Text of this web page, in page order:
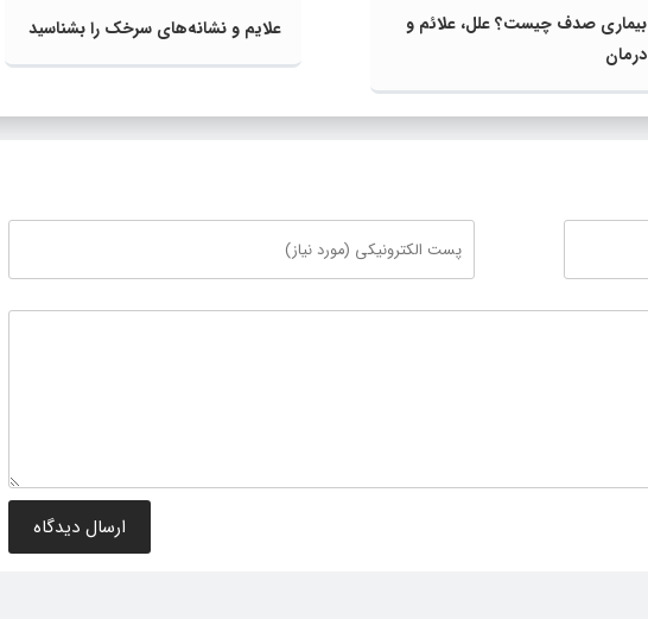
بیماری صدف چیست؟ علل، علائم و
درمان
علایم و نشانه‌های سرخک را بشناسید